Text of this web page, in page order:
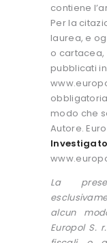
contiene
Per la
laurea, e
o
pubblicati in
modo che
Autore.
La
alcun
Europol S.